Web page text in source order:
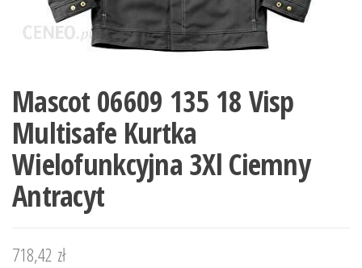
Mascot 06609 135 18 Visp
Multisafe Kurtka
Wielofunkcyjna 3Xl Ciemny
Antracyt
718,42 zł